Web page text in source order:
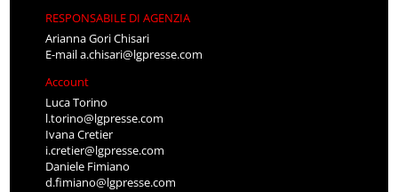
RESPONSABILE DI AGENZIA
Arianna Gori Chisari
E-maila.chisari@lgpresse.com
Account
Luca Torino
l.torino@lgpresse.com
Ivana Cretier
i.cretier@lgpresse.com
Daniele Fimiano
d.fimiano@lgpresse.com